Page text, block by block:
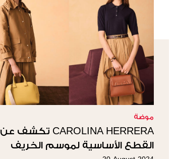
موضة
CAROLINA HERRERA تكشف عن
القطع الأساسية لموسم الخريف